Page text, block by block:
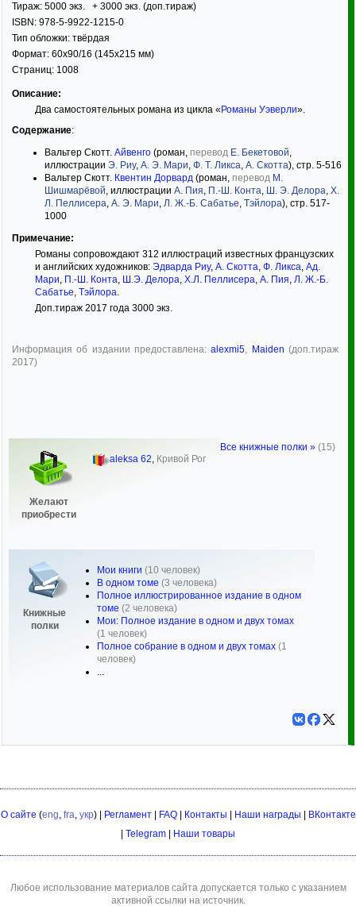
Тираж: 5000 экз. + 3000 экз. (доп.тираж)
ISBN: 978-5-9922-1215-0
Тип обложки: твёрдая
Формат: 60x90/16 (145x215 мм)
Страниц: 1008
Описание:
Два самостоятельных романа из цикла « Романы Уэверли».
Содержание:
Вальтер Скотт. Айвенго (роман, перевод Е. Бекетовой,
иллюстрации Э. Риу, А. Э. Мари, Ф. Т. Ликса, А. Скотта), стр. 5-516
Вальтер Скотт. Квентин Дорвард (роман, перевод М.
Шишмарёвой, иллюстрации А. Пия, П.-Ш. Конта, Ш. Э. Делора, Х.
Л. Пеллисера, А. Э. Мари, Л. Ж.-Б. Сабатье, Тэйлора), стр. 517-
1000
Примечание:
Романы сопровождают 312 иллюстраций известных французских
и английских художников: Эдварда Риу, А. Скотта, Ф. Ликса, Ад.
Мари, П.-Ш. Конта, Ш.Э. Делора, Х.Л. Пеллисера, А. Пия, Л. Ж.-Б.
Сабатье, Тэйлора.
Доп.тираж 2017 года 3000 экз.
Информация об издании предоставлена:alexmi5, Maiden (доп.тираж
2017)
Желают
приобрести
aleksa 62, Кривой Рог
Книжные
полки
Мои книги (10 человек)
В одном томе (3 человека)
Полное иллюстрированное издание в одном
томе (2 человека)
Мои: Полное издание в одном и двух томах
(1 человек)
Полное собрание в одном и двух томах (1
человек)
...
Все книжные полки » (15)
О сайте (eng, fra, укр) | Регламент| FAQ| Контакты Наши награды
ВКонтакте
Telegram Наши товары
Любое использование материалов сайта допускается только с указанием
активной ссылки на источник.